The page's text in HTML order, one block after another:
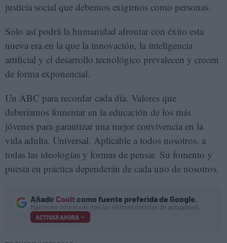
justicia social que debemos exigirnos como personas.
Solo así podrá la humanidad afrontar con éxito esta
nueva era en la que la innovación, la inteligencia
artificial y el desarrollo tecnológico prevalecen y crecen
de forma exponencial.
Un ABC para recordar cada día. Valores que
deberíamos fomentar en la educación de los más
jóvenes para garantizar una mejor convivencia en la
vida adulta. Universal. Aplicable a todos nosotros, a
todas las ideologías y formas de pensar. Su fomento y
puesta en práctica dependerán de cada uno de nosotros.
Añadir Coolt como fuente preferida de Google.
Mantente informado con las últimas noticias de actualidad.
ACTIVAR AHORA